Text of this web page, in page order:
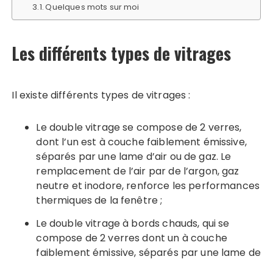
Quelques mots sur moi
Les différents types de vitrages
Il existe différents types de vitrages :
Le double vitrage se compose de 2 verres,
dont l’un est à couche faiblement émissive,
séparés par une lame d’air ou de gaz. Le
remplacement de l’air par de l’argon, gaz
neutre et inodore, renforce les performances
thermiques de la fenêtre ;
Le double vitrage à bords chauds, qui se
compose de 2 verres dont un à couche
faiblement émissive, séparés par une lame de